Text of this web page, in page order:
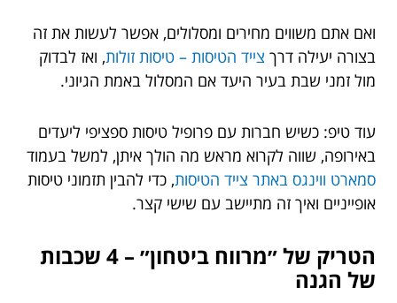
ואם אתם משווים מחירים ומסלולים, אפשר לעשות את זה
בצורה יעילה דרך צייד הטיסות – טיסות זולות, ואז לבדוק
מול זמני שבת בעיר היעד אם המסלול באמת הגיוני.
עוד טיפ: כשיש חברות עם פרופיל טיסות ספציפי ליעדים
באירופה, שווה לקרוא מראש מה הולך איתן, למשל בעמוד
סמארט ווינגס באתר צייד הטיסות, כדי להבין תזמוני טיסות
אופייניים ואיך זה מתיישב עם שישי קצר.
הטריק של ״מרווח ביטחון״ – 4 שכבות
של הגנה